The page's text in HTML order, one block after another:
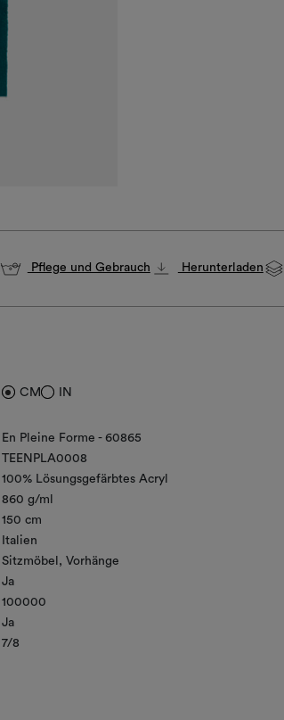
Pflege und Gebrauch Herunterladen
CM IN
En Pleine Forme - 60865
TEENPLA0008
100% Lösungsgefärbtes Acryl
860 g/ml
150 cm
Italien
Sitzmöbel
Vorhänge
Ja
100000
Ja
7/8